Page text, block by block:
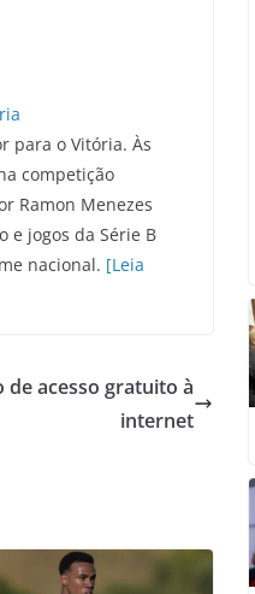
para o Vitória. Às
competição
Ramon Menezes
e jogos da Série B
nacional. [Leia
de acesso gratuito à
internet